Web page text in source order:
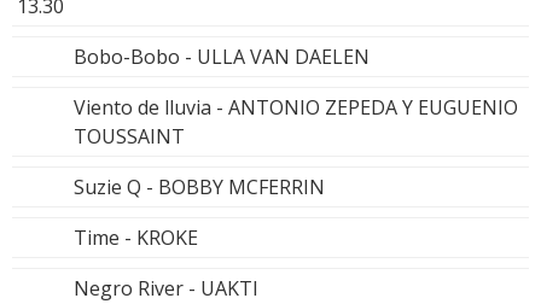
13.30
Bobo-Bobo - ULLA VAN DAELEN
Viento de lluvia - ANTONIO ZEPEDA Y EUGUENIO
TOUSSAINT
Suzie Q - BOBBY MCFERRIN
Time - KROKE
Negro River - UAKTI